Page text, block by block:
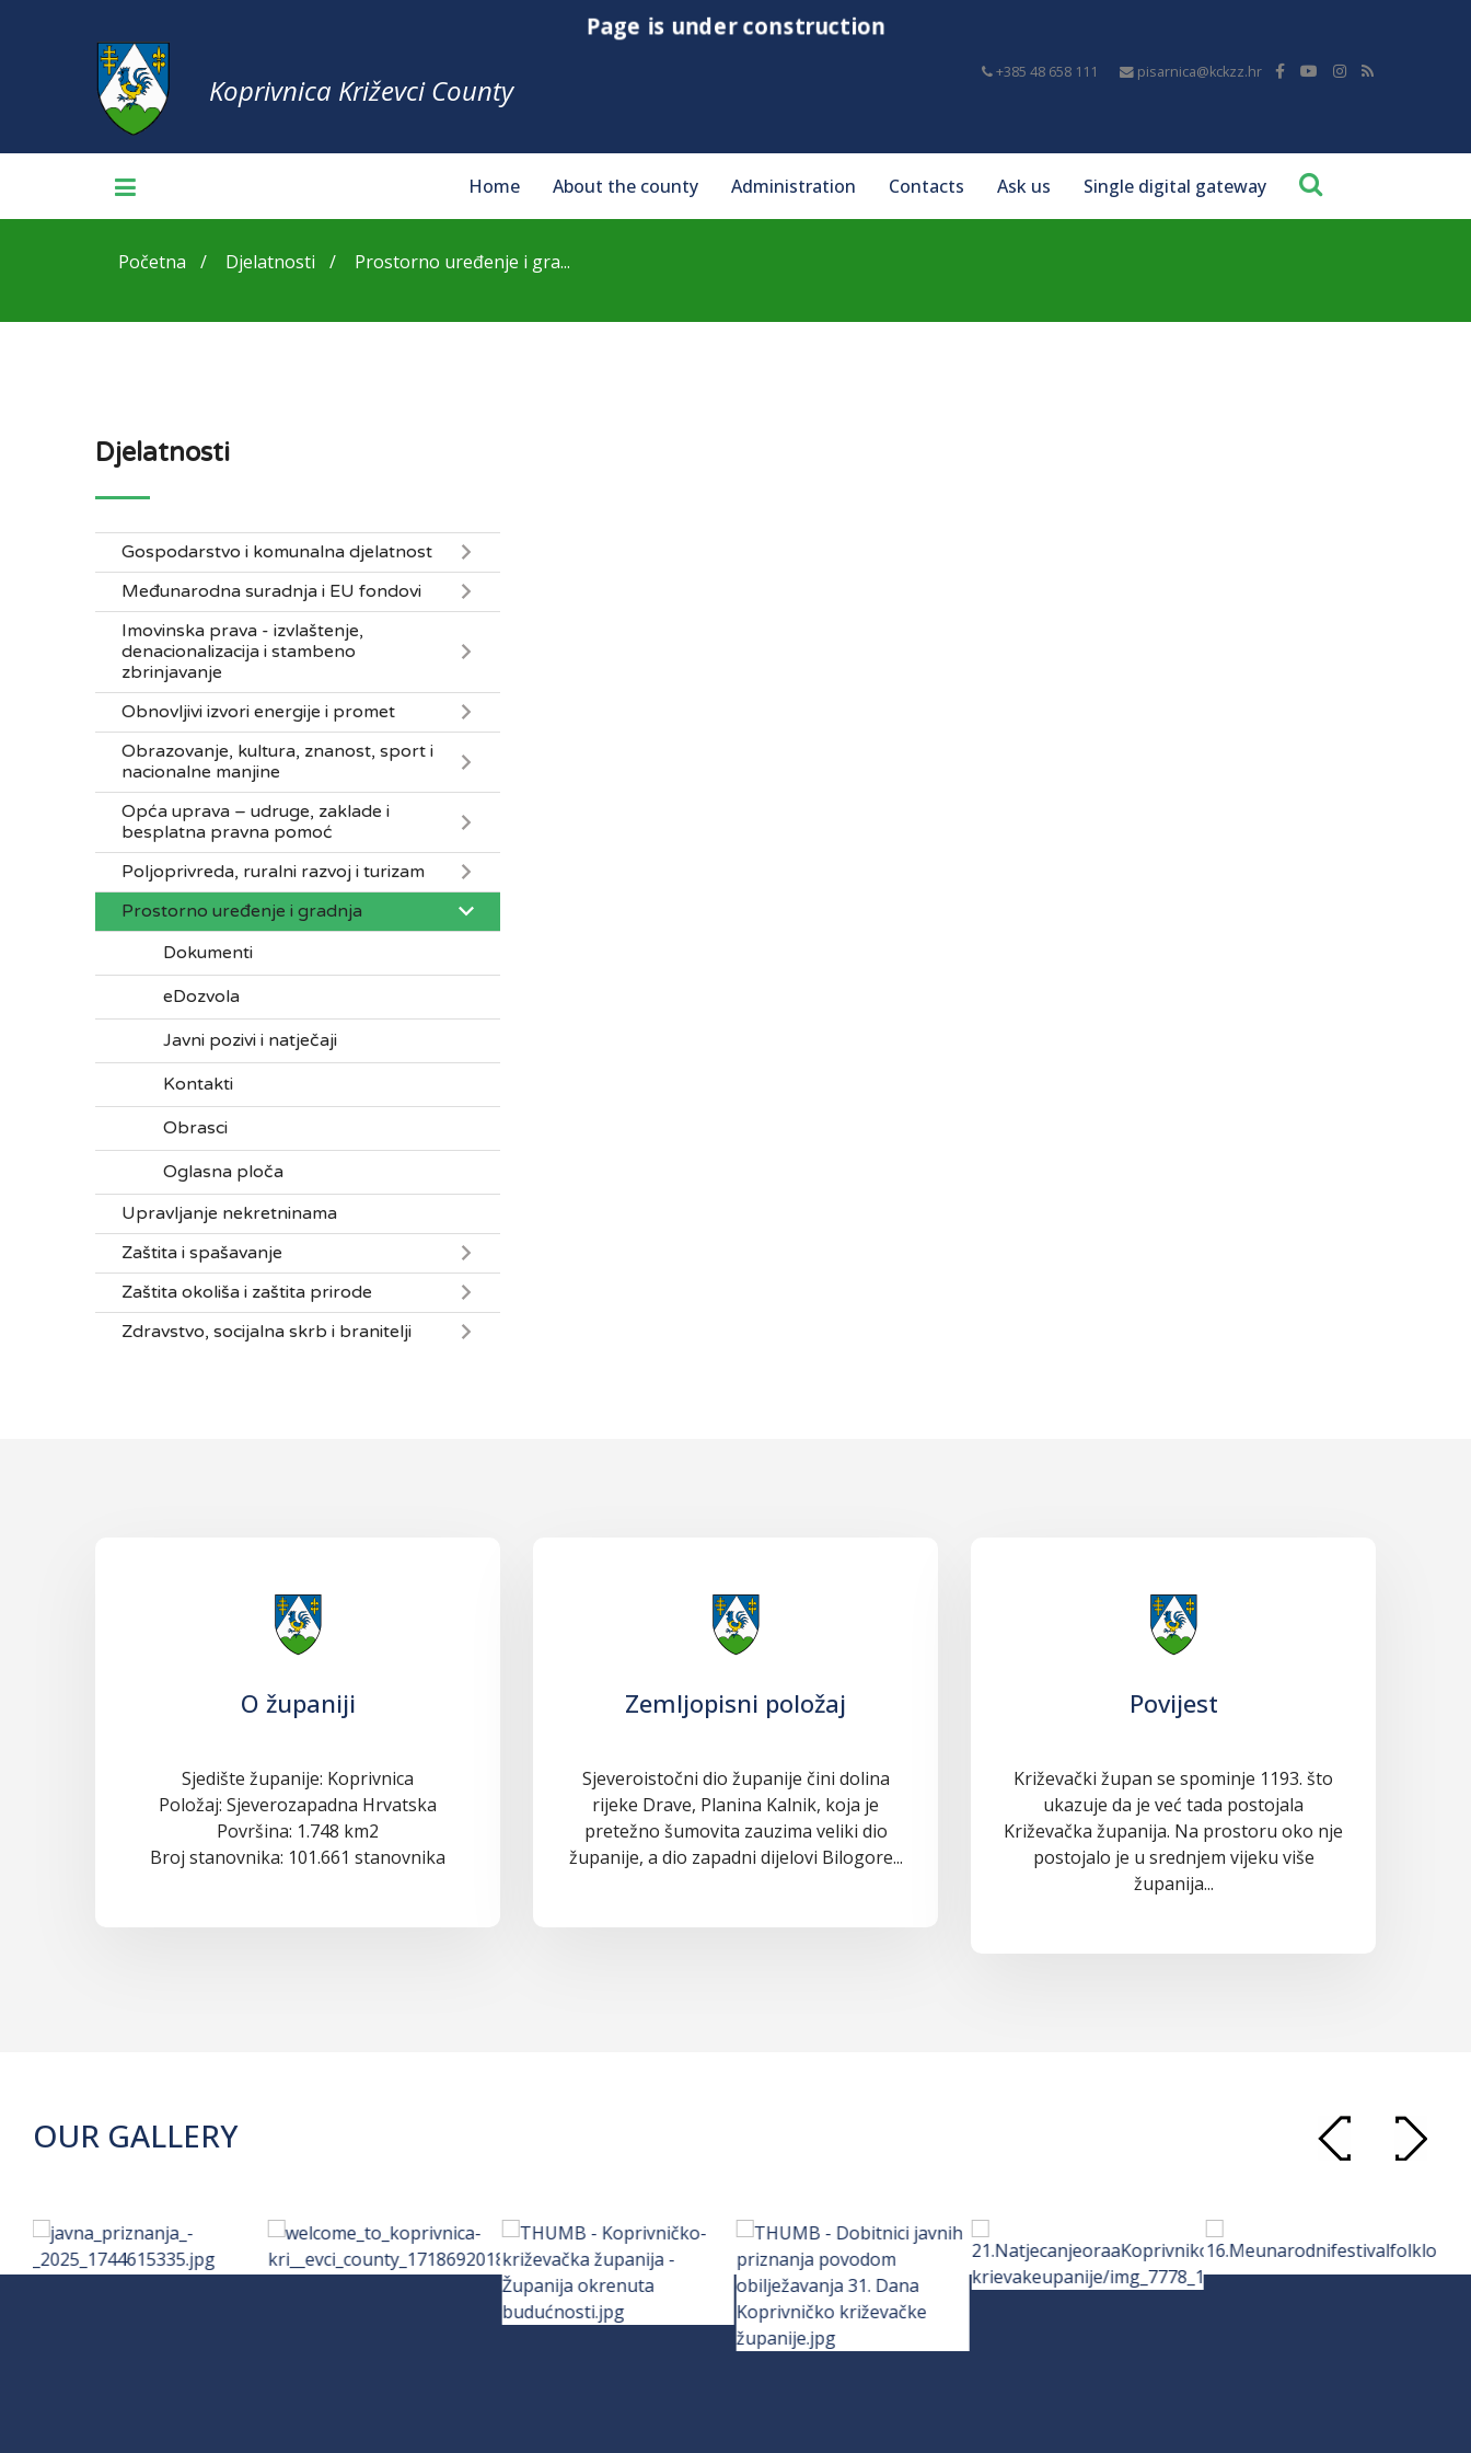
Page is under construction
+385 48 658 111 pisarnica@kckzz.hr
Koprivnica Križevci County
Home About the county Administration Contacts Ask us Single digital gateway
Početna Djelatnosti Prostorno uređenje i gra...
Djelatnosti
Gospodarstvo i komunalna djelatnost
Međunarodna suradnja i EU fondovi
Imovinska prava - izvlaštenje,
denacionalizacija i stambeno
zbrinjavanje
Obnovljivi izvori energije i promet
Obrazovanje, kultura, znanost, sport i
nacionalne manjine
Opća uprava – udruge, zaklade i
besplatna pravna pomoć
Poljoprivreda, ruralni razvoj i turizam
Prostorno uređenje i gradnja
Dokumenti
eDozvola
Javni pozivi i natječaji
Kontakti
Obrasci
Oglasna ploča
Upravljanje nekretninama
Zaštita i spašavanje
Zaštita okoliša i zaštita prirode
Zdravstvo, socijalna skrb i branitelji
O županiji
Sjedište županije: Koprivnica
Položaj: Sjeverozapadna Hrvatska
Površina: 1.748 km2
Broj stanovnika: 101.661 stanovnika
Zemljopisni položaj
Sjeveroistočni dio županije čini dolina
rijeke Drave, Planina Kalnik, koja je
pretežno šumovita zauzima veliki dio
županije, a dio zapadni dijelovi Bilogore...
Povijest
Križevački župan se spominje 1193. što
ukazuje da je već tada postojala
Križevačka županija. Na prostoru oko nje
postojalo je u srednjem vijeku više
županija...
OUR GALLERY